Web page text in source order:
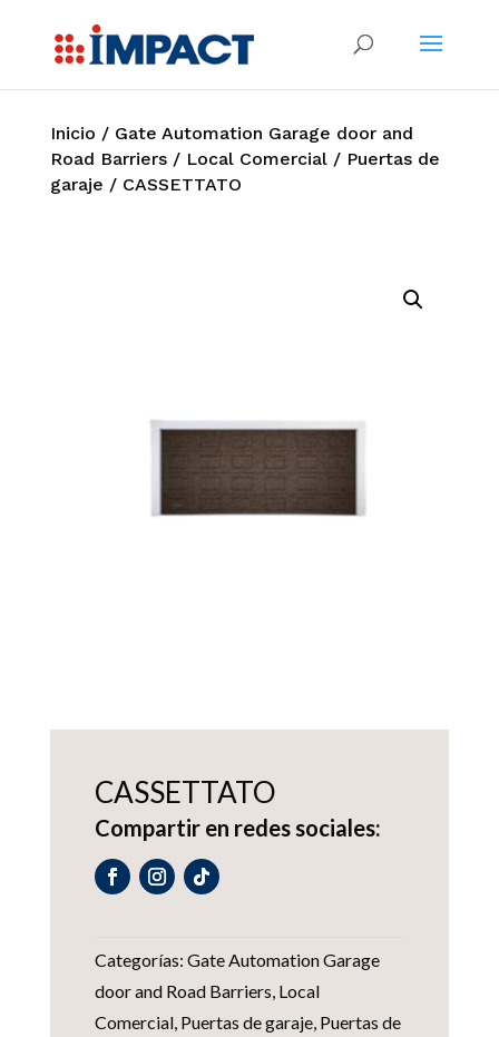
Inicio / Gate Automation Garage door and
Road Barriers/ Local Comercial/ Puertas de
garaje / CASSETTATO
CASSETTATO
Compartir en redes sociales:
Categorías: Gate Automation Garage
door and Road Barriers, Local
Comercial, Puertas de garaje, Puertas de